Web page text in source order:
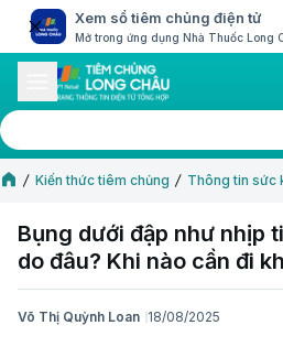
Xem sổ tiêm chủng điện tử
Mở trong ứng dụng Nhà Thuốc Long
Kiến thức tiêm chủng Thông tin sức
Bụng dưới đập như nhịp
do đâu? Khi nào cần đi
Võ Thị Quỳnh Loan 18/08/2025